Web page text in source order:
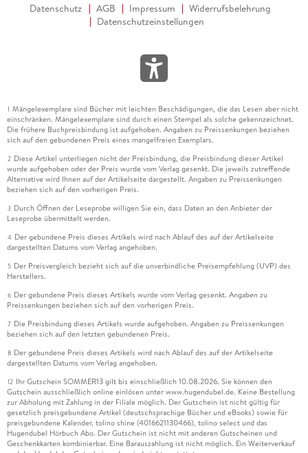
Datenschutz AGB Impressum
Widerrufsbelehrung
Datenschutzeinstellungen
1 Mängelexemplare sind Bücher mit leichten Beschädigungen, die das Lesen aber nicht
einschränken. Mängelexemplare sind durch einen Stempel als solche gekennzeichnet.
Die frühere Buchpreisbindung ist aufgehoben. Angaben zu Preissenkungen beziehen
sich auf den gebundenen Preis eines mangelfreien Exemplars.
2 Diese Artikel unterliegen nicht der Preisbindung, die Preisbindung dieser Artikel
wurde aufgehoben oder der Preis wurde vom Verlag gesenkt. Die jeweils zutreffende
Alternative wird Ihnen auf der Artikelseite dargestellt. Angaben zu Preissenkungen
beziehen sich auf den vorherigen Preis.
3 Durch Öffnen der Leseprobe willigen Sie ein, dass Daten an den Anbieter der
Leseprobe übermittelt werden.
4 Der gebundene Preis dieses Artikels wird nach Ablauf des auf der Artikelseite
dargestellten Datums vom Verlag angehoben.
5 Der Preisvergleich bezieht sich auf die unverbindliche Preisempfehlung (UVP) des
Herstellers.
6 Der gebundene Preis dieses Artikels wurde vom Verlag gesenkt. Angaben zu
Preissenkungen beziehen sich auf den vorherigen Preis.
7 Die Preisbindung dieses Artikels wurde aufgehoben. Angaben zu Preissenkungen
beziehen sich auf den letzten gebundenen Preis.
8 Der gebundene Preis dieses Artikels wird nach Ablauf des auf der Artikelseite
dargestellten Datums vom Verlag angehoben.
12 Ihr Gutschein SOMMER13 gilt bis einschließlich 10.08.2026. Sie können den
Gutschein ausschließlich online einlösen unter www.hugendubel.de. Keine Bestellung
zur Abholung mit Zahlung in der Filiale möglich. Der Gutschein ist nicht gültig für
gesetzlich preisgebundene Artikel (deutschsprachige Bücher und eBooks) sowie für
preisgebundene Kalender, tolino shine (4016621130466), tolino select und das
Hugendubel Hörbuch Abo. Der Gutschein ist nicht mit anderen Gutscheinen und
Geschenkkarten kombinierbar. Eine Barauszahlung ist nicht möglich. Ein Weiterverkauf